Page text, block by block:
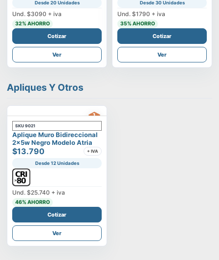
Desde 20 Unidades
Und. $3090 + iva
32% AHORRO
Cotizar
Ver
Desde 30 Unidades
Und. $1790 + iva
35% AHORRO
Cotizar
Ver
Apliques Y Otros
SKU 9021
Aplique Muro Bidireccional
2x5w Negro Modelo Atria
$13.790 + IVA
Desde 12 Unidades
Und. $25.740 + iva
46% AHORRO
Cotizar
Ver